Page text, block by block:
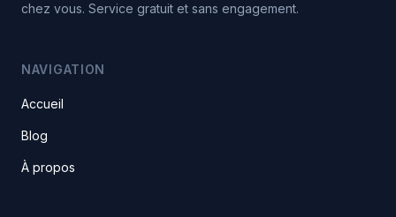
chez vous. Service gratuit et sans engagement.
NAVIGATION
Accueil
Blog
À propos